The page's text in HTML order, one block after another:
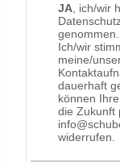
JA , ich/wir
genommen.
Ich/wir
meine/
dauerhaft
können
die Zukunft
widerrufen.